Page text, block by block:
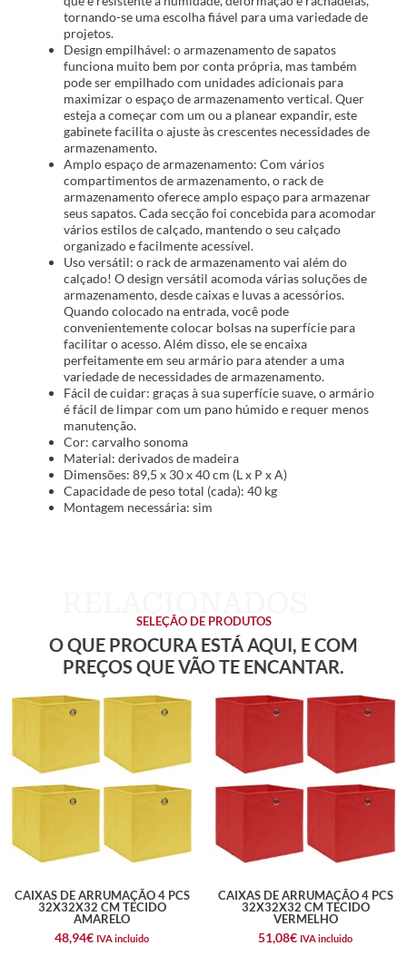
tornando-se uma escolha fiável para uma variedade de
projetos.
Design empilhável: o armazenamento de sapatos
funciona muito bem por conta própria, mas também
pode ser empilhado com unidades adicionais para
maximizar o espaço de armazenamento vertical. Quer
esteja a começar com um ou a planear expandir, este
gabinete facilita o ajuste às crescentes necessidades de
armazenamento.
Amplo espaço de armazenamento: Com vários
compartimentos de armazenamento, o rack de
armazenamento oferece amplo espaço para armazenar
seus sapatos. Cada secção foi concebida para acomodar
vários estilos de calçado, mantendo o seu calçado
organizado e facilmente acessível.
Uso versátil: o rack de armazenamento vai além do
calçado! O design versátil acomoda várias soluções de
armazenamento, desde caixas e luvas a acessórios.
Quando colocado na entrada, você pode
convenientemente colocar bolsas na superfície para
facilitar o acesso. Além disso, ele se encaixa
perfeitamente em seu armário para atender a uma
variedade de necessidades de armazenamento.
Fácil de cuidar: graças à sua superfície suave, o armário
é fácil de limpar com um pano húmido e requer menos
manutenção.
Cor: carvalho sonoma
Material: derivados de madeira
Dimensões: 89,5 x 30 x 40 cm (L x P x A)
Capacidade de peso total (cada): 40 kg
Montagem necessária: sim
SELEÇÃO DE PRODUTOS
O QUE PROCURA ESTÁ AQUI, E COM
PREÇOS QUE VÃO TE ENCANTAR.
CAIXAS DE ARRUMAÇÃO 4 PCS
32X32X32 CM TECIDO
AMARELO
48,94€ IVA incluido
CAIXAS DE ARRUMAÇÃO 4 PCS
32X32X32 CM TECIDO
VERMELHO
51,08€ IVA incluido